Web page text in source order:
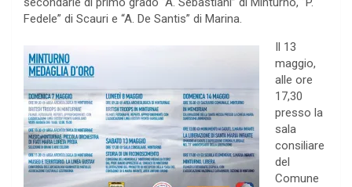
Fedele” di Scauri e “A. De Santis” di Marina.
Il 13
maggio,
alle ore
17,30
presso la
sala
consiliare
del
Comune